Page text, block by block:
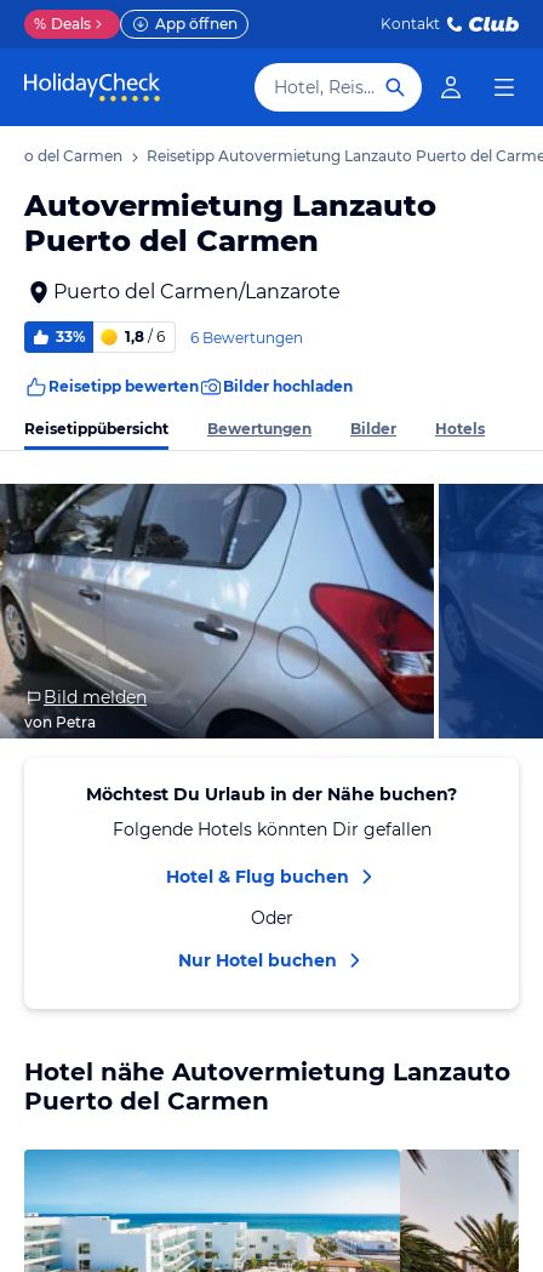
% Deals App öffnen Kontakt
Hotel, Reiseziel
del Carmen Reisetipp Autovermietung Lanzauto Puerto del
Autovermietung Lanzauto
Puerto del Carmen
Puerto del Carmen/Lanzarote
33% 1,8 / 6 6 Bewertungen
Reisetipp bewerten Bilder hochladen
Reisetippübersicht Bewertungen Bilder Hotels
Bild melden
von Petra
Möchtest Du Urlaub in der Nähe buchen?
Folgende Hotels könnten Dir gefallen
Hotel & Flug buchen
Oder
Nur Hotel buchen
Hotel nähe Autovermietung Lanzauto
Puerto del Carmen